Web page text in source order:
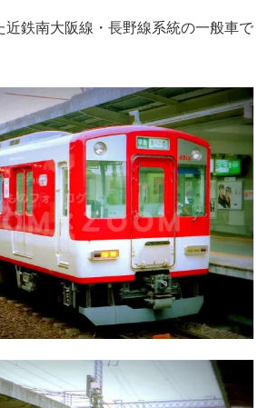
近鉄南大阪線・長野線系統の一般車で